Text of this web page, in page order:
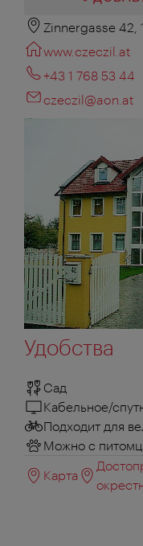
Zinnergasse 42,
www.czeczil.at
+43 1 768 53 44
czeczil@aon.at
Удобства
Сад
Кабельное/
Подходит для
Можно с
Карта